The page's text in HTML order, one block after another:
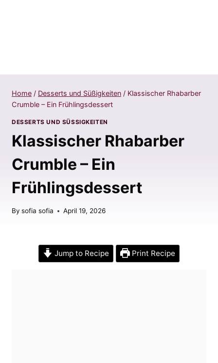
Home / Desserts und Süßigkeiten / Klassischer Rhabarber
Crumble – Ein Frühlingsdessert
DESSERTS UND SÜSSIGKEITEN
Klassischer Rhabarber
Crumble – Ein
Frühlingsdessert
By sofia sofia April 19, 2026
Jump to Recipe Print Recipe